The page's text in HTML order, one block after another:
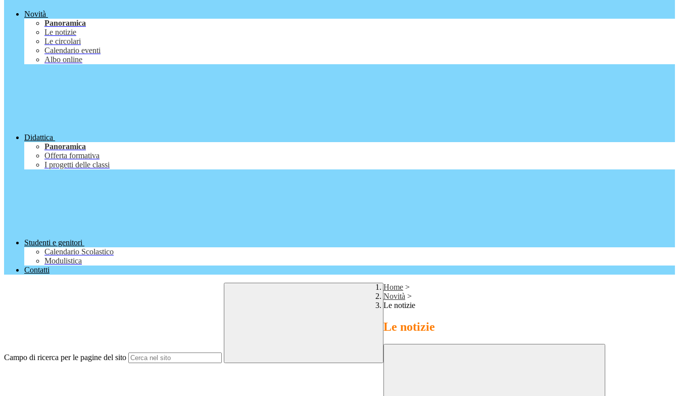
Novità
Panoramica
Le notizie
Le circolari
Calendario eventi
Albo online
Didattica
Panoramica
Offerta formativa
I progetti delle classi
Studenti e genitori
Calendario Scolastico
Modulistica
Contatti
Campo di ricerca per le pagine del sito
Home >
Novità >
Le notizie
Le notizie